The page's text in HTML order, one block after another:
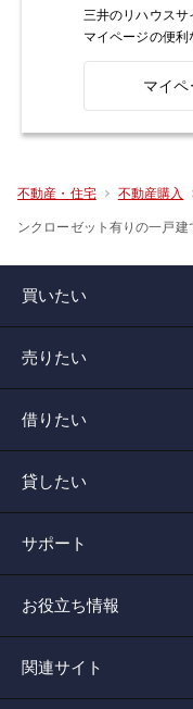
三井のリハウス
マイページの便利
マイ
不動産・住宅 不動産購入
ンクローゼット有りの一戸建
買いたい
売りたい
借りたい
貸したい
サポート
お役立ち情報
関連サイト